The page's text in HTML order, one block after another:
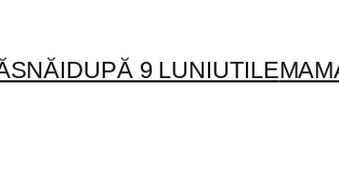
DUPĂ 9 LUNIUTILE